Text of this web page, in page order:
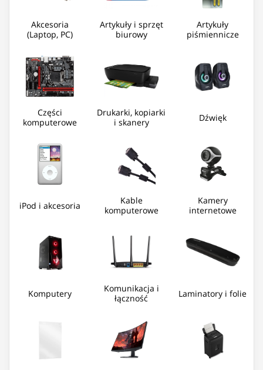
Akcesoria
(Laptop, PC)
Artykuły i sprzęt
biurowy
Artykuły
piśmiennicze
Części
komputerowe
Drukarki, kopiarki
i skanery
Dźwięk
iPod i akcesoria
Kable
komputerowe
Kamery
internetowe
Komputery
Komunikacja i
łączność
Laminatory i folie